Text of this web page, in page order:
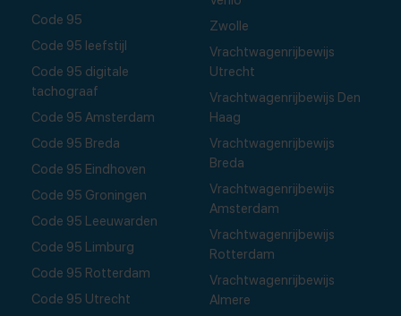
Code 95
Code 95 leefstijl
Code 95 digitale
tachograaf
Code 95 Amsterdam
Code 95 Breda
Code 95 Eindhoven
Code 95 Groningen
Code 95 Leeuwarden
Code 95 Limburg
Code 95 Rotterdam
Code 95 Utrecht
Zwolle
Vrachtwagenrijbewijs
Utrecht
Vrachtwagenrijbewijs Den
Haag
Vrachtwagenrijbewijs
Breda
Vrachtwagenrijbewijs
Amsterdam
Vrachtwagenrijbewijs
Rotterdam
Vrachtwagenrijbewijs
Almere